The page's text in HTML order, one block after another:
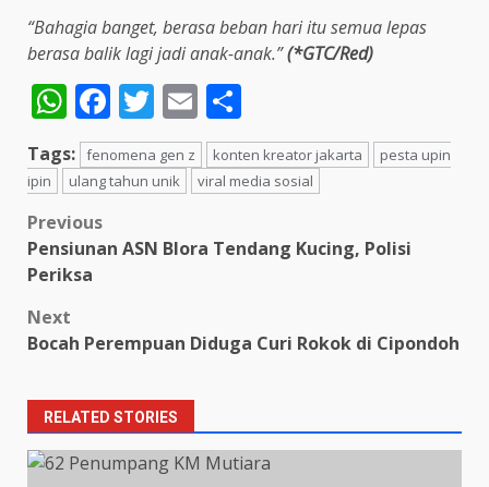
“Bahagia banget, berasa beban hari itu semua lepas
berasa balik lagi jadi anak-anak.”(*GTC/Red)
WhatsApp
Facebook
Twitter
Email
Tags: fenomena gen z konten kreator jakarta
pesta upin
ipin
ulang tahun unik viral media sosial
Post
navigation
Previous
Pensiunan ASN Blora Tendang Kucing, Polisi
Periksa
Next
Bocah Perempuan Diduga Curi Rokok di Cipondoh
RELATED STORIES